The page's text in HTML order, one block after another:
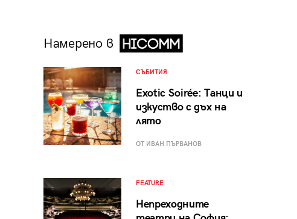
Намерено в
СЪБИТИЯ
Exotic Soirée: Танци и
изкуство с дъх на
лято
ОТ ИВАН ПЪРВАНОВ
FEATURE
Непреходните